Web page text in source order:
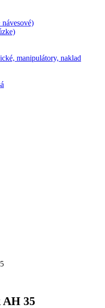
manipulátory, naklad
AH 35